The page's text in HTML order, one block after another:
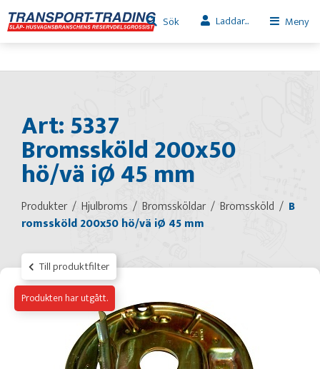
Sök Laddar... Meny
Art: 5337
Bromssköld 200x50
hö/vä iØ 45 mm
Produkter Hjulbroms Bromssköldar Bromssköld
B
romssköld 200x50 hö/vä iØ 45 mm
Till produktfilter
Produkten har utgått.